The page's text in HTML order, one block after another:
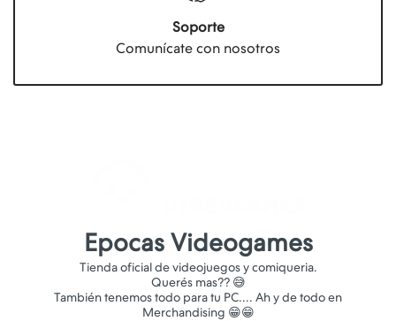
Soporte
Comunícate con nosotros
Epocas Videogames
Tienda oficial de videojuegos y comiqueria.
Querés mas?? 😅
También tenemos todo para tu PC.... Ah y de todo en
Merchandising 😁😁